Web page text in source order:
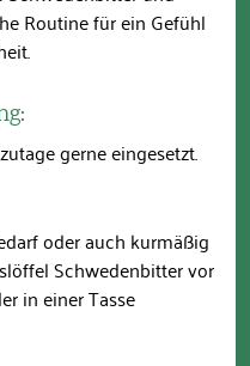
Routine für ein Gefühl
gerne eingesetzt.
oder auch kurmäßig
Schwedenbitter vor
in einer Tasse